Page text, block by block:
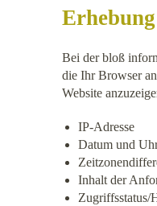
Bei der bloß
die Ihr Browser
Website
IP-Adresse
Datum und
Inhalt der
Zugriffsstatus/